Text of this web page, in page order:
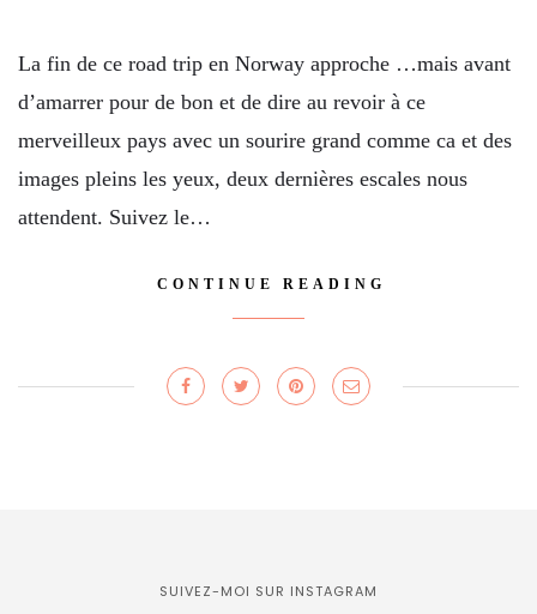
La fin de ce road trip en Norway approche …mais avant
d’amarrer pour de bon et de dire au revoir à ce
merveilleux pays avec un sourire grand comme ca et des
images pleins les yeux, deux dernières escales nous
attendent. Suivez le…
CONTINUE READING
SUIVEZ-MOI SUR INSTAGRAM